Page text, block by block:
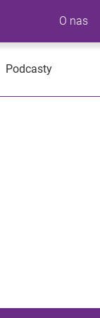
O nas
Podcasty